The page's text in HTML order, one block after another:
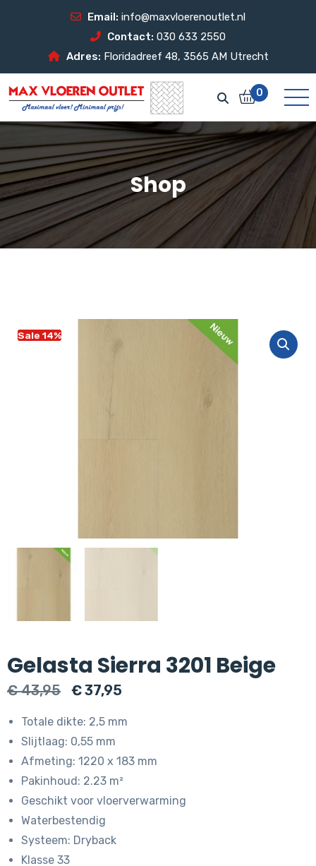
Email: info@maxvloerenoutlet.nl
Contact: 030 633 2550
Adres: Floridadreef 48, 3565 AM Utrecht
0
Shop
Sale 14%
Gelasta Sierra 3201 Beige
€43,95
Oorspronkelijke
€ 43,95.
€37,95
€ 37,95.
Totale dikte: 2,5 mm
Slijtlaag: 0,55 mm
Afmeting: 1220 x 183 mm
Pakinhoud: 2.23 m²
Geschikt voor vloerverwarming
Waterbestendig
Systeem: Dryback
Klasse 33